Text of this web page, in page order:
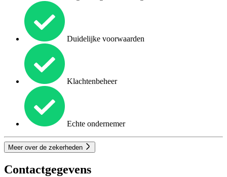
Duidelijke voorwaarden
Klachtenbeheer
Echte ondernemer
Meer over de zekerheden
Contactgegevens